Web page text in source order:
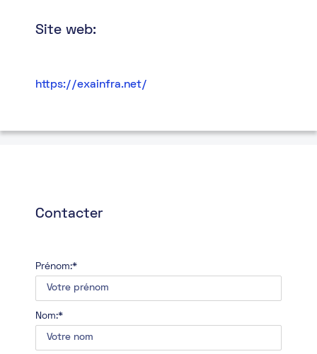
Site web:
https://exainfra.net/
Contacter
Prénom:*
Nom:*